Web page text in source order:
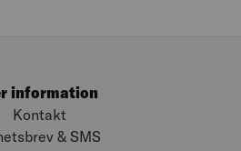
information
Kontakt
& SMS